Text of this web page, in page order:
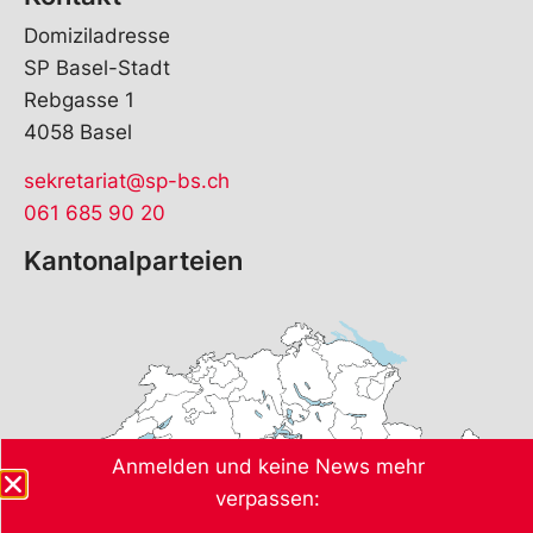
Domiziladresse
SP Basel-Stadt
Rebgasse 1
4058 Basel
sekretariat@sp-bs.ch
061 685 90 20
Kantonalparteien
Anmelden und keine News mehr
verpassen: